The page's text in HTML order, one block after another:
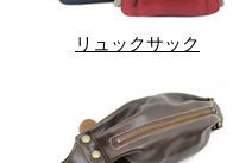
リュックサック